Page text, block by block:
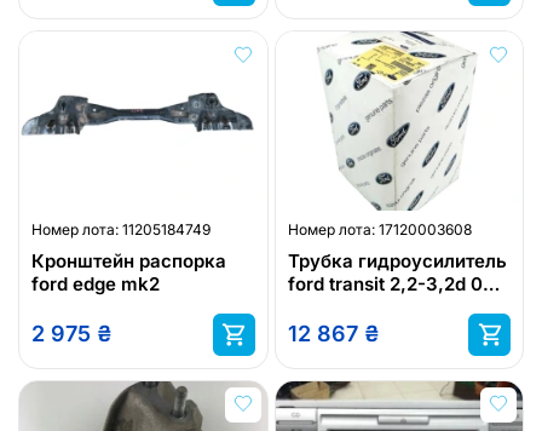
Номер лота: 11205184749
Кронштейн распорка
ford edge mk2
2 975 ₴
Номер лота: 17120003608
Трубка гидроусилитель
ford transit 2,2-3,2d 06-
12 867 ₴